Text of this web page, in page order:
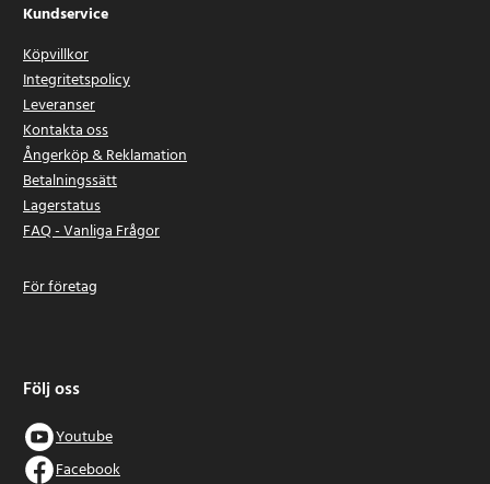
Kundservice
Köpvillkor
Integritetspolicy
Leveranser
Kontakta oss
Ångerköp & Reklamation
Betalningssätt
Lagerstatus
FAQ - Vanliga Frågor
För företag
Följ oss
Youtube
Facebook